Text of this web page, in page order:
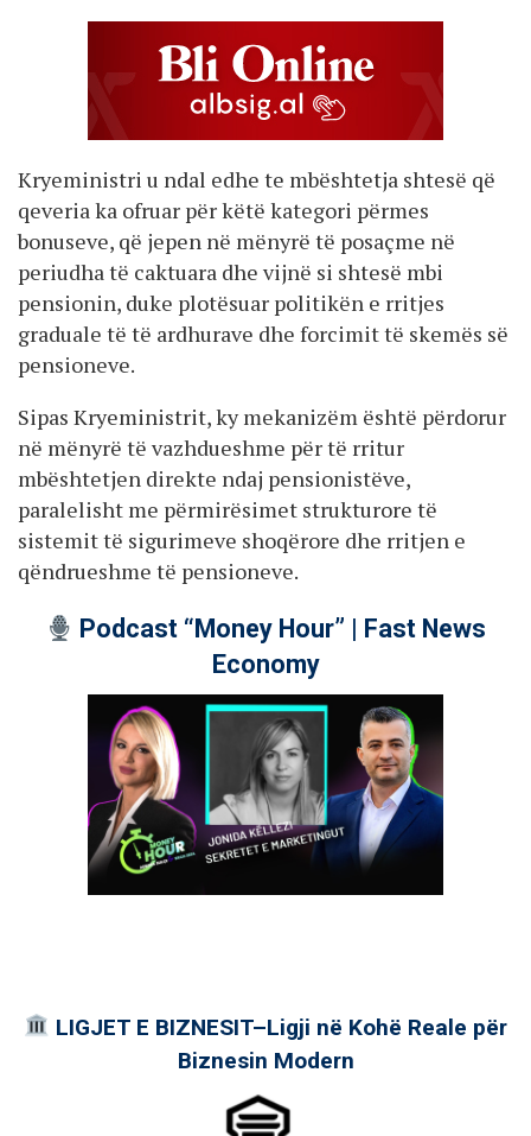
Kryeministri u ndal edhe te mbështetja shtesë që
qeveria ka ofruar për këtë kategori përmes
bonuseve, që jepen në mënyrë të posaçme në
periudha të caktuara dhe vijnë si shtesë mbi
pensionin, duke plotësuar politikën e rritjes
graduale të të ardhurave dhe forcimit të skemës së
pensioneve.
Sipas Kryeministrit, ky mekanizëm është përdorur
në mënyrë të vazhdueshme për të rritur
mbështetjen direkte ndaj pensionistëve,
paralelisht me përmirësimet strukturore të
sistemit të sigurimeve shoqërore dhe rritjen e
qëndrueshme të pensioneve.
Podcast “Money Hour” | Fast News
Economy
LIGJET E BIZNESIT–Ligji në Kohë Reale për
Biznesin Modern